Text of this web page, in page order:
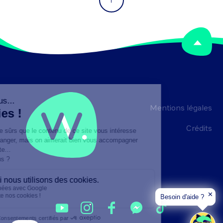
Mentions légales
Crédits
Besoin d'aide ? ✕